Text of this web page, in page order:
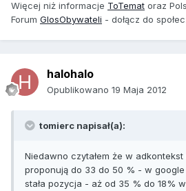
Więcej niż informacje ToTemat oraz
Forum GlosObywateli - dołącz do
halohalo
Opublikowano 19 Maja 2012
tomierc napisał(a):
Niedawno czytałem że w adkontekst
proponują do 33 do 50 % - w
stała pozycja - aż od 35 % do 18%